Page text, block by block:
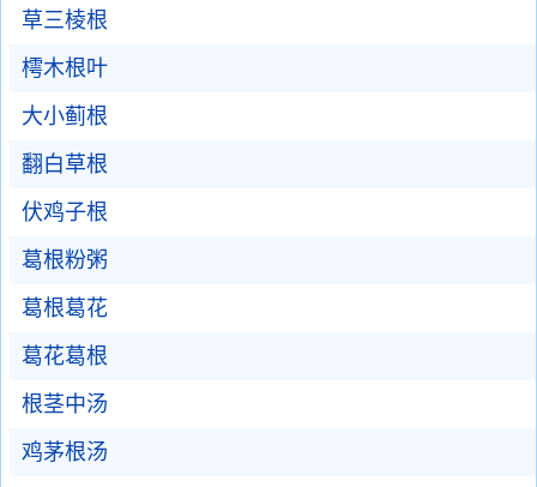
草三棱根
樗木根叶
大小蓟根
翻白草根
伏鸡子根
葛根粉粥
葛根葛花
葛花葛根
根茎中汤
鸡茅根汤